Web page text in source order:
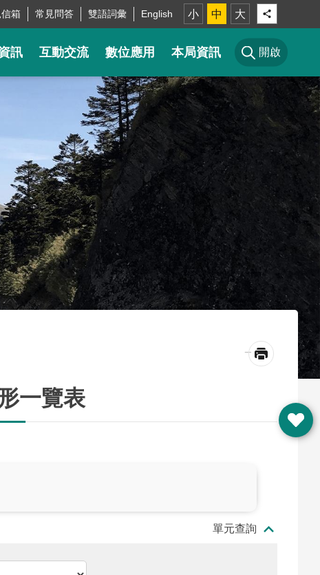
箱 常見問答 雙語詞彙 English 小 中 大
訊 互動交流 數位應用 本局資訊 開啟
_
一覽表
單元查詢